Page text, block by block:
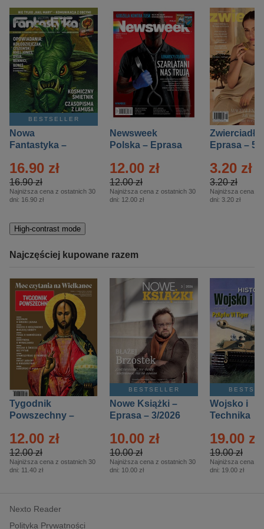
BESTSELLER
Nowa
Fantastyka –
16.90 zł
16.90 zł
Najniższa cena z ostatnich 30
dni: 16.90 zł
Newsweek
Polska – Eprasa
12.00 zł
12.00 zł
Najniższa cena z ostatnich 30
dni: 12.00 zł
Zwierciadło
Eprasa – 5/
3.20 zł
3.20 zł
Najniższa cena z
dni: 3.20 zł
High-contrast mode
Najczęściej kupowane razem
Tygodnik
Powszechny –
12.00 zł
12.00 zł
Najniższa cena z ostatnich 30
dni: 11.40 zł
BESTSELLER
Nowe Książki –
Eprasa – 3/2026
10.00 zł
10.00 zł
Najniższa cena z ostatnich 30
dni: 10.00 zł
Wojsko i
Technika
– 2/2026
19.00 zł
19.00 zł
Najniższa cena z
dni: 19.00 zł
Nexto Reader
Polityka Prywatności